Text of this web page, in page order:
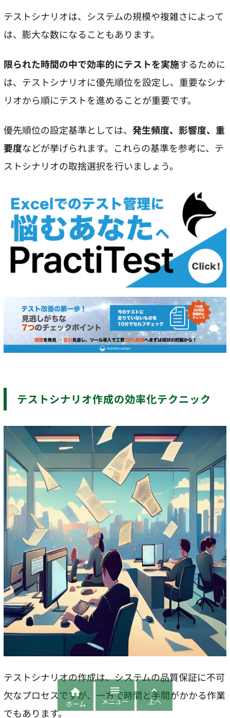
テストシナリオは、システムの規模や複雑さによって
は、膨大な数になることもあります。
限られた時間の中で効率的にテストを実施するために
は、テストシナリオに優先順位を設定し、重要なシナ
リオから順にテストを進めることが重要です。
優先順位の設定基準としては、 発生頻度、影響度、重
要度などが挙げられます。これらの基準を参考に、テ
ストシナリオの取捨選択を行いましょう。
テストシナリオ作成の効率化テクニック
テストシナリオの作成は、システムの品質保証に不可
欠なプロセスですが、一方で時間と手間がかかる作業
でもあります。

ホーム

メニュー

上へ